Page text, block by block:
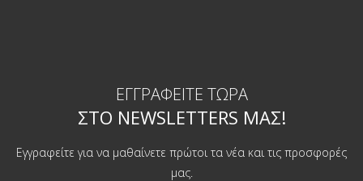
ΕΓΓΡΑΦΕΊΤΕ ΤΏΡΑ
ΣΤΟ NEWSLETTERS ΜΑΣ!
Εγγραφείτε για να μαθαίνετε πρώτοι τα νέα και τις προσφορές
μας.